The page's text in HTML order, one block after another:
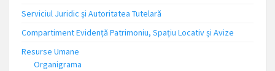
Serviciul Juridic și Autoritatea Tutelară
Compartiment Evidență Patrimoniu, Spațiu Locativ și Avize
Resurse Umane
Organigrama